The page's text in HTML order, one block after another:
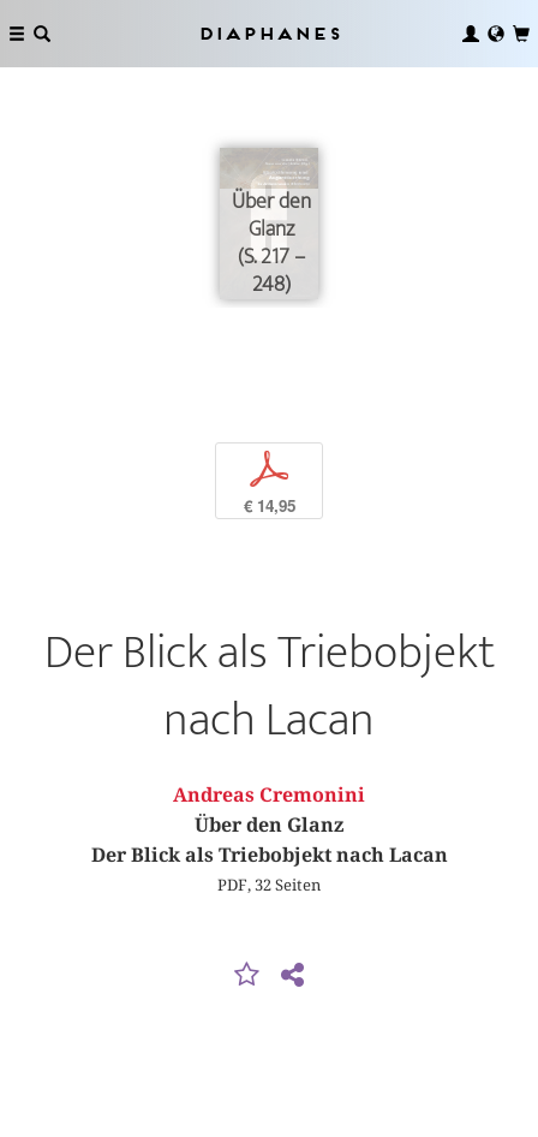
Diaphanes
Über den
Glanz
(S. 217 –
248)
p
€ 14,95
Der Blick als Triebobjekt
nach Lacan
Andreas Cremonini
Über den Glanz
Der Blick als Triebobjekt nach Lacan
PDF, 32 Seiten